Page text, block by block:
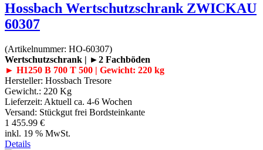
Hossbach Wertschutzschrank ZWICKAU
60307
(Artikelnummer: HO-60307)
Wertschutzschrank | ►2 Fachböden
► H1250 B 700 T 500 | Gewicht: 220 kg
Hersteller: Hossbach Tresore
Gewicht.: 220 Kg
Lieferzeit: Aktuell ca. 4-6 Wochen
Versand: Stückgut frei Bordsteinkante
1 455.99 €
inkl. 19 % MwSt.
Details